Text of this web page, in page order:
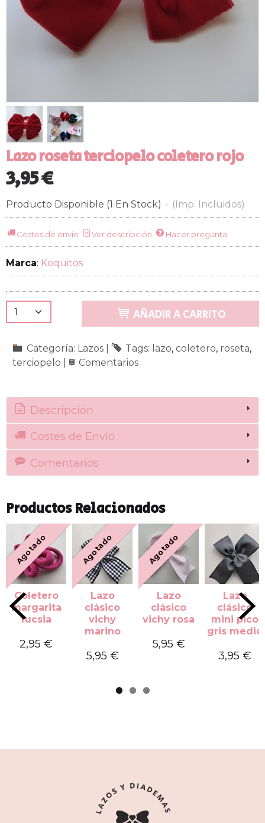
Lazo roseta terciopelo coletero rojo
3,95 €
Producto Disponible (1 En Stock) - (Imp. Incluidos)
Costes de envío Ver descripción Hacer pregunta
Marca: Koquitos
AÑADIR A CARRITO
Categoría: Lazos Tags: lazo coletero roseta
terciopelo
Comentarios
Descripción
Costes de Envío
Comentarios
Productos Relacionados
Agotado
Coletero
margarita
fucsia
2,95 €
Agotado
Lazo
clásico
vichy
marino
5,95 €
Agotado
Lazo
clásico
vichy rosa
5,95 €
Lazo
clásico
mini pico
gris medio
3,95 €